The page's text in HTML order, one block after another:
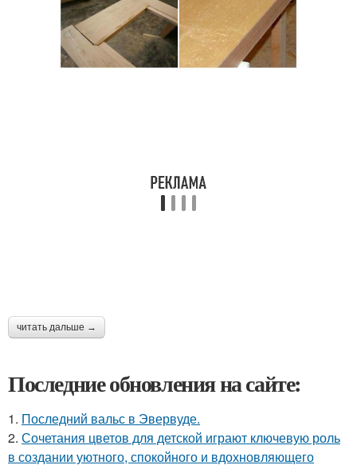
читать дальше →
Последние обновления на сайте:
1. Последний вальс в Эвервуде.
2. Сочетания цветов для детской играют ключевую роль
в создании уютного, спокойного и вдохновляющего